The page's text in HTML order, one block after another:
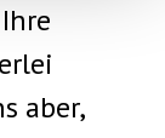
aber,